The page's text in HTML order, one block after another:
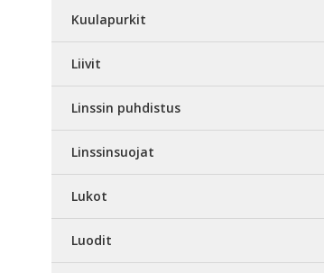
Kuulapurkit
Liivit
Linssin puhdistus
Linssinsuojat
Lukot
Luodit